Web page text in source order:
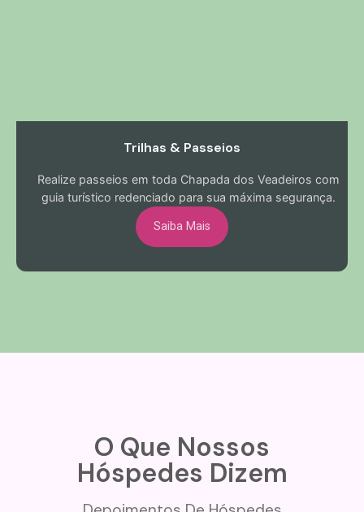
Trilhas & Passeios
Realize passeios em toda Chapada dos Veadeiros com
guia turístico redenciado para sua máxima segurança.
Saiba Mais
O Que Nossos
Hóspedes Dizem